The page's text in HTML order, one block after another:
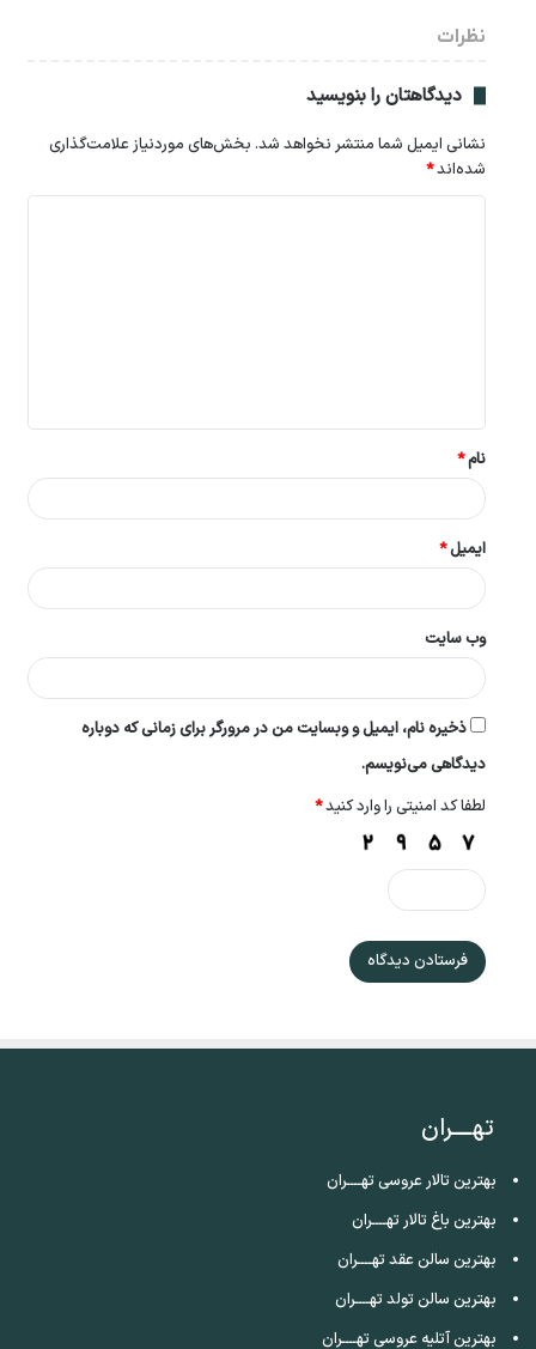
نظرات
دیدگاهتان را بنویسید
نشانی ایمیل شما منتشر نخواهد شد. بخش‌های موردنیاز علامت‌گذاری
شده‌اند*
*
نام*
ایمیل*
وب‌ سایت
ذخیره نام، ایمیل و وبسایت من در مرورگر برای زمانی که دوباره
دیدگاهی می‌نویسم.
لطفا کد امنیتی را وارد کنید*
تهــــران
بهترین تالار عروسی تهــــران
بهترین باغ تالار تهــــران
بهترین سالن عقد تهــــران
بهترین سالن تولد تهــــران
بهترین آتلیه عروسی تهــــران